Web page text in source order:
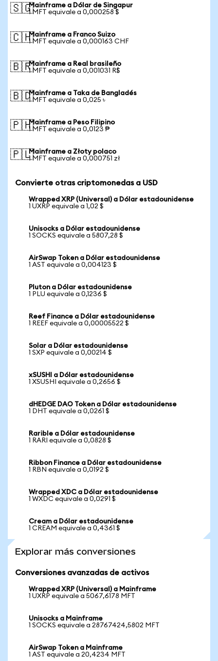
🇸🇬Mainframe a Dólar de Singapur
1 MFT equivale a 0,000258 $
🇨🇭Mainframe a Franco Suizo
1 MFT equivale a 0,000163 CHF
🇧🇷Mainframe a Real brasileño
1 MFT equivale a 0,001031 R$
🇧🇩Mainframe a Taka de Bangladés
1 MFT equivale a 0,025 ৳
🇵🇭Mainframe a Peso Filipino
1 MFT equivale a 0,0123 ₱
🇵🇱Mainframe a Złoty polaco
1 MFT equivale a 0,000751 zł
Convierte otras criptomonedas a USD
Wrapped XRP (Universal) a Dólar estadounidense
1 UXRP equivale a 1,02 $
Unisocks a Dólar estadounidense
1 SOCKS equivale a 5807,28 $
AirSwap Token a Dólar estadounidense
1 AST equivale a 0,004123 $
Pluton a Dólar estadounidense
1 PLU equivale a 0,1236 $
Reef Finance a Dólar estadounidense
1 REEF equivale a 0,00005522 $
Solar a Dólar estadounidense
1 SXP equivale a 0,00214 $
xSUSHI a Dólar estadounidense
1 XSUSHI equivale a 0,2656 $
dHEDGE DAO Token a Dólar estadounidense
1 DHT equivale a 0,0261 $
Rarible a Dólar estadounidense
1 RARI equivale a 0,0828 $
Ribbon Finance a Dólar estadounidense
1 RBN equivale a 0,0192 $
Wrapped XDC a Dólar estadounidense
1 WXDC equivale a 0,0291 $
Cream a Dólar estadounidense
1 CREAM equivale a 0,4361 $
Explorar más conversiones
Conversiones avanzadas de activos
Wrapped XRP (Universal) a Mainframe
1 UXRP equivale a 5067,6178 MFT
Unisocks a Mainframe
1 SOCKS equivale a 28767424,5802 MFT
AirSwap Token a Mainframe
1 AST equivale a 20,4234 MFT